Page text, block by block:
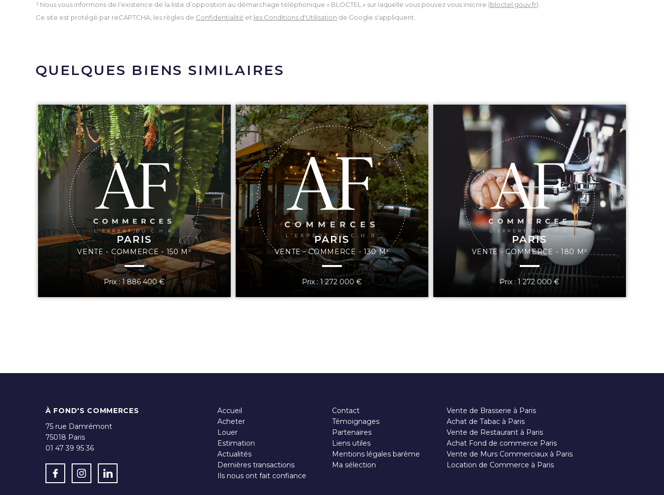
¹ Nous vous informons de l’existence de la liste d’opposition au démarchage téléphonique « BLOCTEL » sur laquelle vous pouvez vous inscrire (bloctel.gouv.fr).
Ce site est protégé par reCAPTCHA, les règles de Confidentialité et les Conditions d'Utilisation de Google s'appliquent.
QUELQUES BIENS SIMILAIRES
PARIS
VENTE - COMMERCE - 150 M²
Prix : 1 886 400 €
PARIS
VENTE - COMMERCE - 130 M²
Prix : 1 272 000 €
PARIS
VENTE - COMMERCE - 180 M²
Prix : 1 272 000 €
À FOND'S COMMERCES
75 rue Damrémont
75018 Paris
01 47 39 95 36
Accueil
Acheter
Louer
Estimation
Actualités
Dernières transactions
Ils nous ont fait confiance
Contact
Témoignages
Partenaires
Liens utiles
Mentions légales barème
Ma sélection
Vente de Brasserie à Paris
Achat de Tabac à Paris
Vente de Restaurant à Paris
Achat Fond de commerce Paris
Vente de Murs Commerciaux à Paris
Location de Commerce à Paris